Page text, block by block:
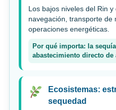
Los bajos niveles del Rin
navegación, transporte de
operaciones energéticas.
Por qué importa: la
abastecimiento directo de
Ecosistemas:
sequedad